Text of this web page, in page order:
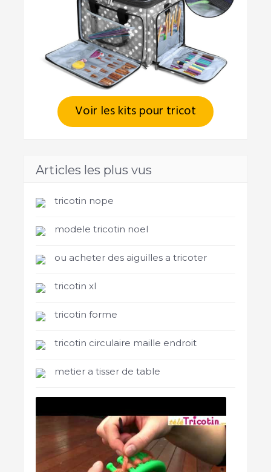
Voir les kits pour tricot
Articles les plus vus
tricotin nope
modele tricotin noel
ou acheter des aiguilles a tricoter
tricotin xl
tricotin forme
tricotin circulaire maille endroit
metier a tisser de table